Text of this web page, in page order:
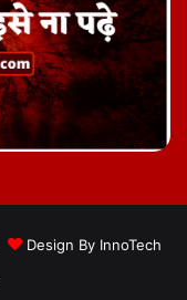
Design By InnoTech